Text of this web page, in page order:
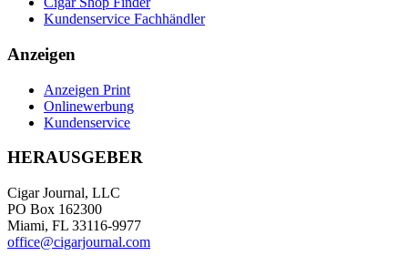
Kundenservice Fachhändler
Anzeigen
Anzeigen Print
Onlinewerbung
Kundenservice
HERAUSGEBER
Cigar Journal, LLC
PO Box 162300
Miami, FL 33116-9977
office@cigarjournal.com